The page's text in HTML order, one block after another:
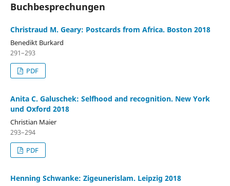
Buchbesprechungen
Christraud M. Geary: Postcards from Africa. Boston 2018
Benedikt Burkard
291–293
PDF
Anita C. Galuschek: Selfhood and recognition. New York
und Oxford 2018
Christian Maier
293–294
PDF
Henning Schwanke: Zigeunerislam. Leipzig 2018